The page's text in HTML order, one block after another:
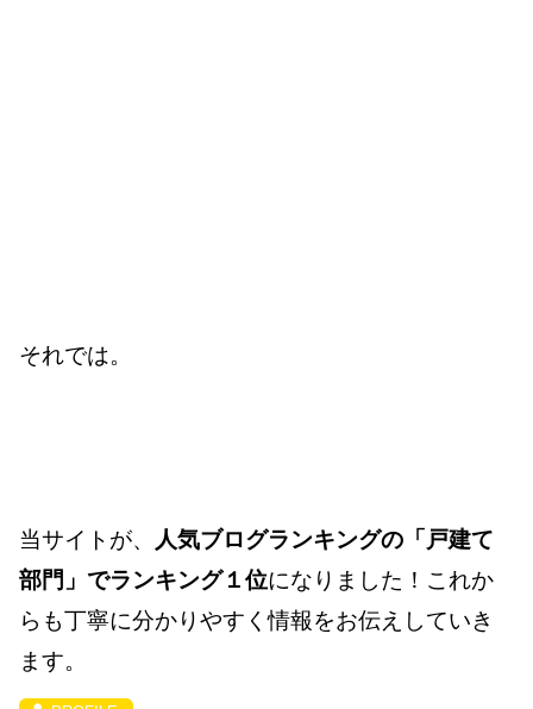
それでは。
当サイトが、
人気ブログランキングの「戸建て
部門」でランキング１位になりました！これか
らも丁寧に分かりやすく情報をお伝えしていき
ます。